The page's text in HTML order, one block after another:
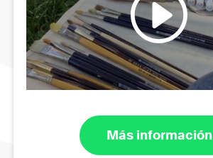
Más información